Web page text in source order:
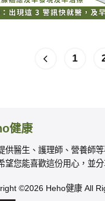
1
健康
供醫生、護理師、營養師
望您能喜歡這份用心，並分
©2026 Heho健康 All